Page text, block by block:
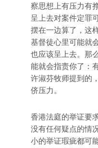
察思想上有压力有
呈上去对案件定罪
摆在一边算了，这
基督徒心里可能就
也应该呈上去。那
能就会指责你了：
许淑芬牧师提到的
侪压力。
香港法庭的举证要
没有任何疑点的情
小的举证瑕疵都可